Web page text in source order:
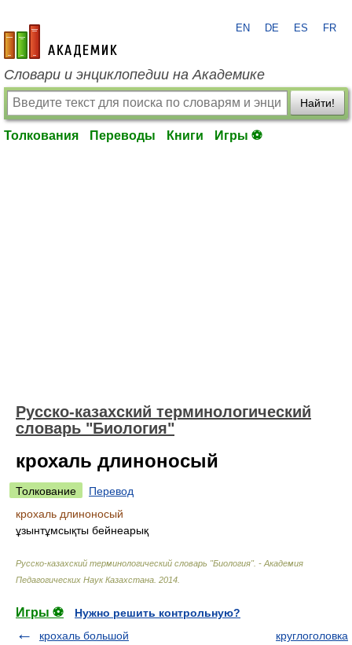
academic.ru
EN DE ES FR
Словари и энциклопедии на Академике
Найти!
Толкования Переводы Книги Игры ⚽
Русско-казахский терминологический
словарь "Биология"
крохаль длиноносый
Толкование
Перевод
крохаль длиноносый
ұзынтұмсықты бейнеарық
Русско-казахский терминологический словарь "Биология". - Академия
Педагогических Наук Казахстана 2014
Игры ⚽
Нужно решить контрольную?
крохаль большой
круглоголовка